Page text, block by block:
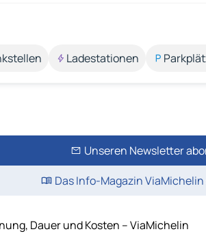
Ladestationen
Unseren Newsletter
Das Info-Magazin
Dauer und Kosten – ViaMichelin